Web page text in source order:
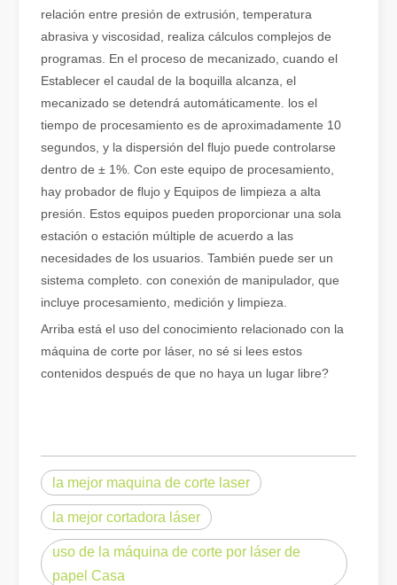
¿Qué es el corte por láser? La ciencia de la rebanada
¿Qué es el corte por láser? La ciencia del corte En esencia, el
Eliminación de pintura con láser, debe elegir la mejor forma de eliminar la pintura
En el campo del tratamiento y restauración de superficies, la
relación entre presión de extrusión, temperatura
abrasiva y viscosidad, realiza cálculos complejos de
programas. En el proceso de mecanizado, cuando el
Establecer el caudal de la boquilla alcanza, el
mecanizado se detendrá automáticamente. los el
tiempo de procesamiento es de aproximadamente 10
segundos, y la dispersión del flujo puede controlarse
dentro de ± 1%. Con este equipo de procesamiento,
hay probador de flujo y Equipos de limpieza a alta
presión. Estos equipos pueden proporcionar una sola
estación o estación múltiple de acuerdo a las
necesidades de los usuarios. También puede ser un
sistema completo. con conexión de manipulador, que
incluye procesamiento, medición y limpieza.
Arriba está el uso del conocimiento relacionado con la
máquina de corte por láser, no sé si lees estos
contenidos después de que no haya un lugar libre?
la mejor maquina de corte laser
la mejor cortadora láser
uso de la máquina de corte por láser de
papel Casa